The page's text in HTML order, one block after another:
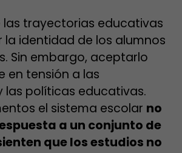
las trayectorias educativas
la identidad de los alumnos
Sin embargo, aceptarlo
en tensión a las
las políticas educativas.
el sistema escolar no
a un conjunto de
que los estudios no